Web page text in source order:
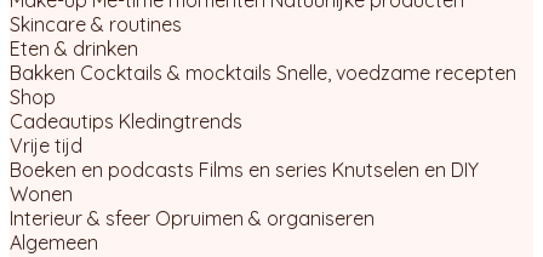
Skincare & routines
Eten & drinken
Bakken Cocktails & mocktails Snelle, voedzame recepten
Shop
Cadeautips Kledingtrends
Vrije tijd
Boeken en podcasts Films en series Knutselen en DIY
Wonen
Interieur & sfeer Opruimen & organiseren
Algemeen